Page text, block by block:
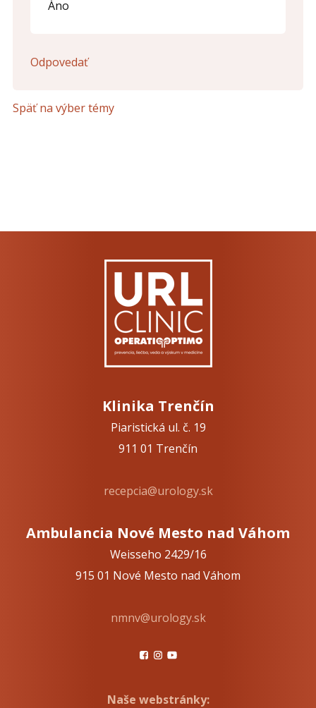
Áno
Odpovedať
Späť na výber témy
Klinika Trenčín
Piaristická ul. č. 19
911 01 Trenčín
recepcia@urology.sk
Ambulancia Nové Mesto nad Váhom
Weisseho 2429/16
915 01 Nové Mesto nad Váhom
nmnv@urology.sk
Naše webstránky: